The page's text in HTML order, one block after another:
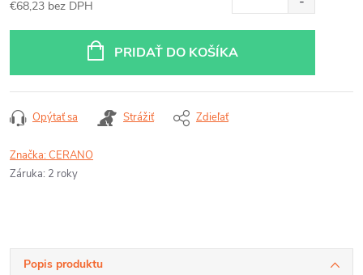
€68,23 bez DPH
PRIDAŤ DO KOŠÍKA
Opýtať sa Strážiť Zdieľať
Značka:CERANO
Záruka: 2 roky
Popis produktu